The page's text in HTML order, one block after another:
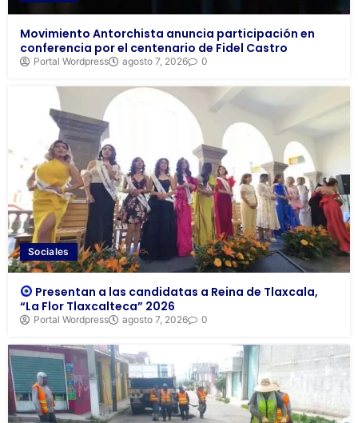
Movimiento Antorchista anuncia participación en
conferencia por el centenario de Fidel Castro
Portal Wordpress agosto 7, 2026 0
Sociales
Presentan a las candidatas a Reina de Tlaxcala,
“La Flor Tlaxcalteca” 2026
Portal Wordpress agosto 7, 2026 0